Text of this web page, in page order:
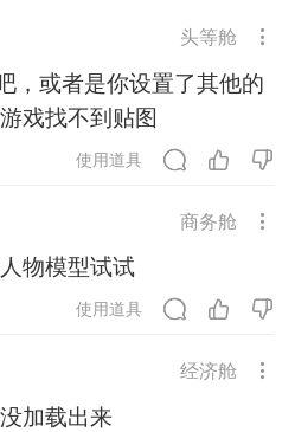
头等舱
，或者是你设置了其他的
戏找不到贴图
使用道具
商务舱
物模型试试
使用道具
经济舱
加载出来